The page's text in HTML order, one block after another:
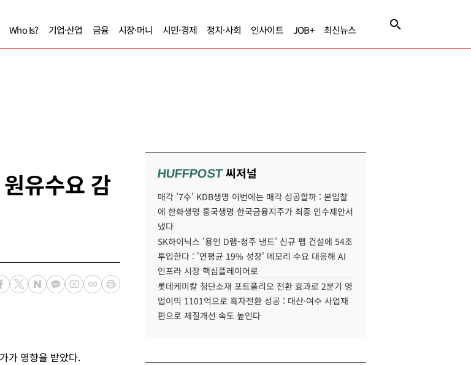
Who Is? 기업·산업 금융 시장·머니 시민·경제 정치·사회 인사이트 JOB+ 최신뉴스
유수요 감
가 영향을 받았다.
HUFFPOST씨저널
매각 '7수' KDB생명 이번에는 매각 성공할까 : 본입찰
에 한화생명 흥국생명 한국금융지주가 최종 인수제안서
냈다
SK하이닉스 '용인 D램-청주 낸드' 신규 팹 건설에 54조
투입한다 : '연평균 19% 성장' 메모리 수요 대응해 AI
인프라 시장 핵심플레이어로
롯데케미칼 첨단소재 포트폴리오 전환 효과로 2분기 영
업이익 1101억으로 흑자전환 성공 : 대산·여수 사업재
편으로 체질개선 속도 높인다